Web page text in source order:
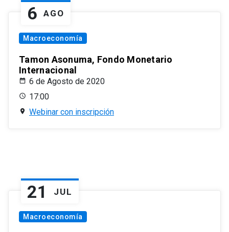
6 AGO
Macroeconomía
Tamon Asonuma, Fondo Monetario
Internacional
6 de Agosto de 2020
17:00
Webinar con inscripción
21 JUL
Macroeconomía